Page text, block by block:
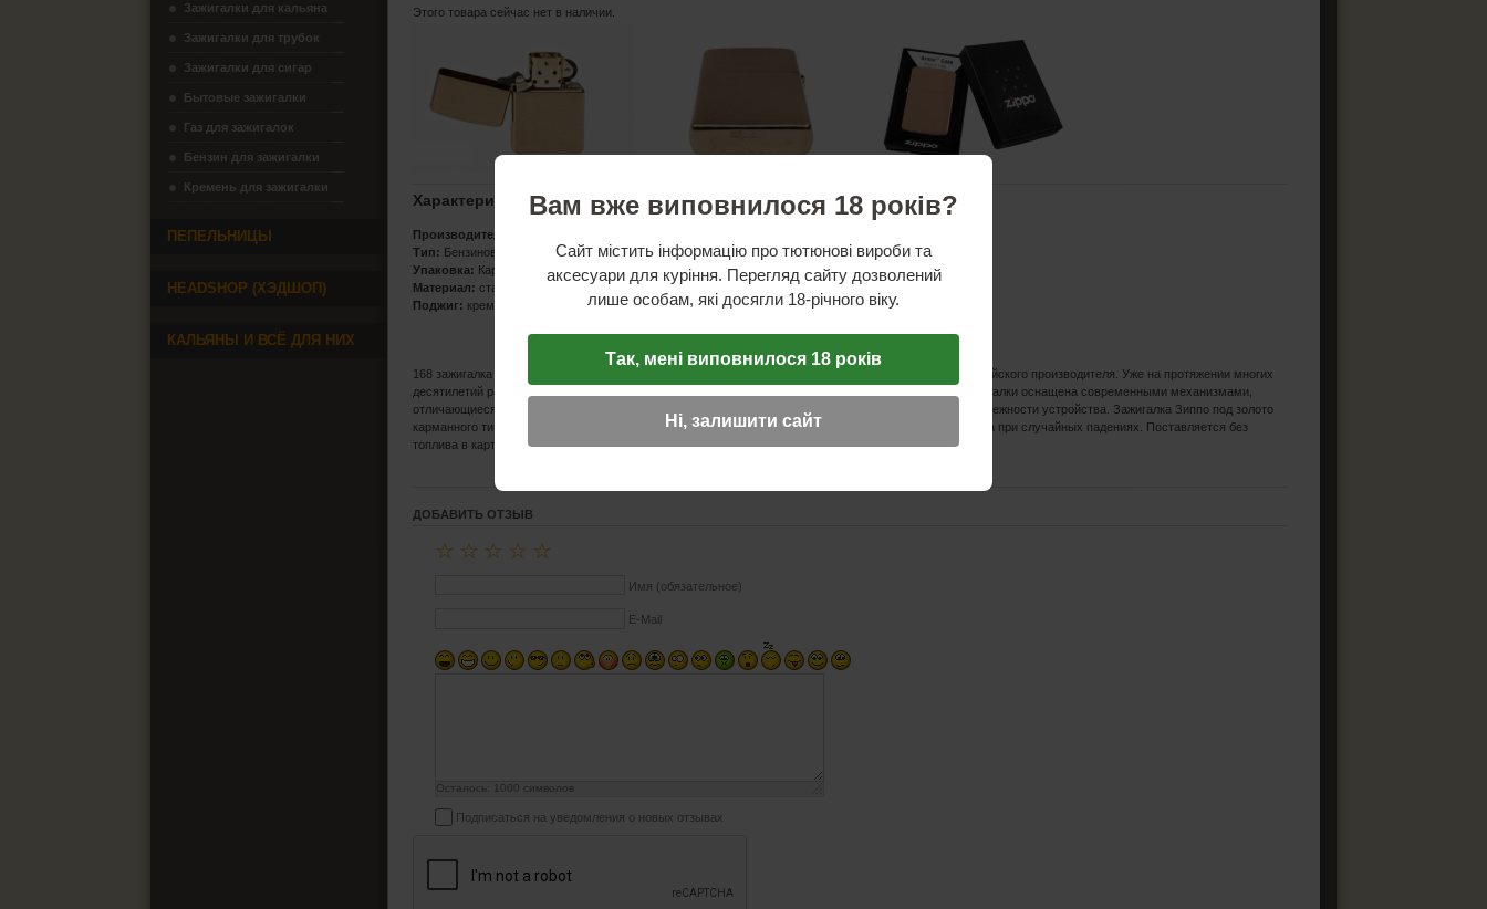
Этого товара сейчас нет в наличии.
Характеристики
Производитель:
Тип: Бензиновая
Упаковка: Картонная коробочка
Материал: сталь
Поджиг: кремниевый
168 зажигалка "ZIPPO" представительница серии классических моделей от самого известного европейского производителя. Уже на протяжении многих
десятилетий радует неизменно высоким качеством и отличительным дизайном. Каждая модель зажигалки оснащена современными механизмами,
отличающиеся высокой надежностью, что является немаловажной характеристикой, говорящей о надежности устройства. Зажигалка Зиппо под золото
карманного типа обладает увеличенной толщиной стенок, что говорит о еще большей защиты топлива при случайных падениях. Поставляется без
топлива в картонной упаковке.
ДОБАВИТЬ ОТЗЫВ
☆
☆
☆
☆
☆
Имя (обязательное)
E-Mail
Осталось: 1000 символов
Подписаться на уведомления о новых отзывах
Зажигалки для кальяна
Зажигалки для трубок
Зажигалки для сигар
Бытовые зажигалки
Газ для зажигалок
Бензин для зажигалки
Кремень для зажигалки
ПЕПЕЛЬНИЦЫ
HEADSHOP (ХЭДШОП)
КАЛЬЯНЫ И ВСЁ ДЛЯ НИХ
Вам вже виповнилося 18 років?
Сайт містить інформацію про тютюнові вироби та
аксесуари для куріння. Перегляд сайту дозволений
лише особам, які досягли 18-річного віку.
Так, мені виповнилося 18 років
Ні, залишити сайт